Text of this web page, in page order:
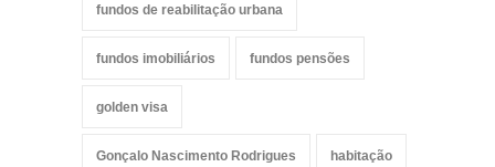
fundos de reabilitação urbana
fundos imobiliários fundos pensões
golden visa
Gonçalo Nascimento Rodrigues habitação